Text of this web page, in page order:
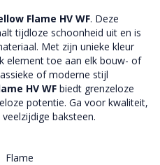
Flame HV WF. Deze
tijdloze schoonheid uit en is
Met zijn unieke kleur
element toe aan elk bouw- of
of moderne stijl
HV WF biedt grenzeloze
potentie. Ga voor kwaliteit,
baksteen.
Flame